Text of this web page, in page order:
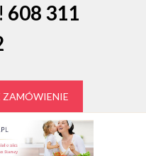
608 311
ZAMÓWIENIE